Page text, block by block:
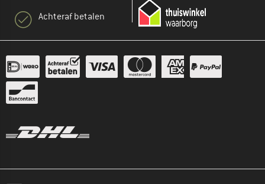
Achteraf betalen